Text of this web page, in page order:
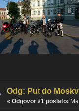
Odg: Put do
« Odgovor #1 poslato: